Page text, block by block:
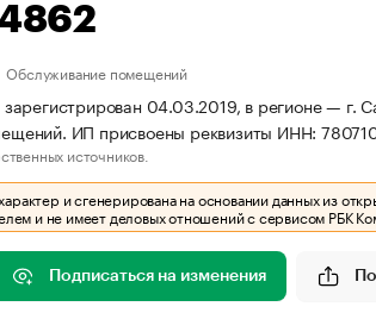
Обслуживание помещений
04.03.2019, в регионе — г.
ИП присвоены реквизиты ИНН:
источников.
и сгенерирована на основании данных из
и не имеет деловых отношений с сервисом РБК
Подписаться на изменения